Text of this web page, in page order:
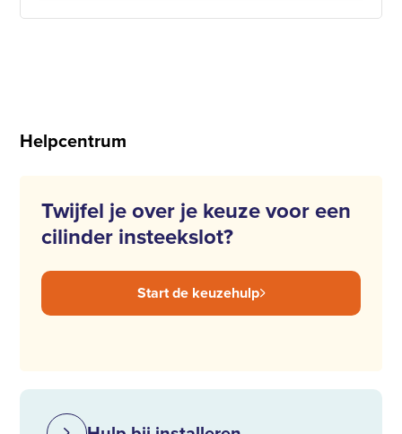
Helpcentrum
Twijfel je over je keuze voor een
cilinder insteekslot?
Start de keuzehulp